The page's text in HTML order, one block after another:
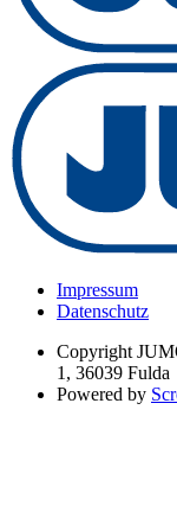
Impressum
Datenschutz
Copyright
1, 36039 Fulda
Powered by